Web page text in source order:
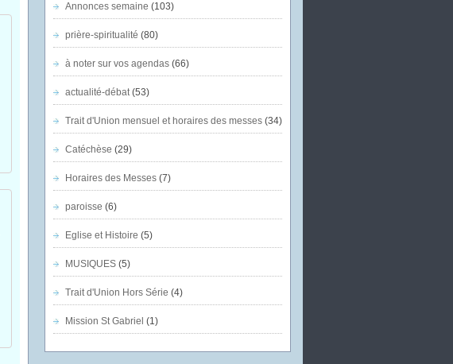
Annonces semaine (103)
prière-spiritualité (80)
à noter sur vos agendas(66)
actualité-débat(53)
Trait d'Union mensuel et horaires des messes(34)
Catéchèse (29)
Horaires des Messes(7)
paroisse (6)
Eglise et Histoire (5)
MUSIQUES(5)
Trait d'Union Hors Série (4)
Mission St Gabriel (1)